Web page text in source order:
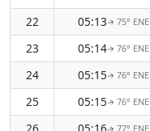
22
05:13↑ 75° ENE
23
05:14↑ 76° ENE
24
05:15↑ 76° ENE
25
05:15↑ 76° ENE
↑ 77° ENE